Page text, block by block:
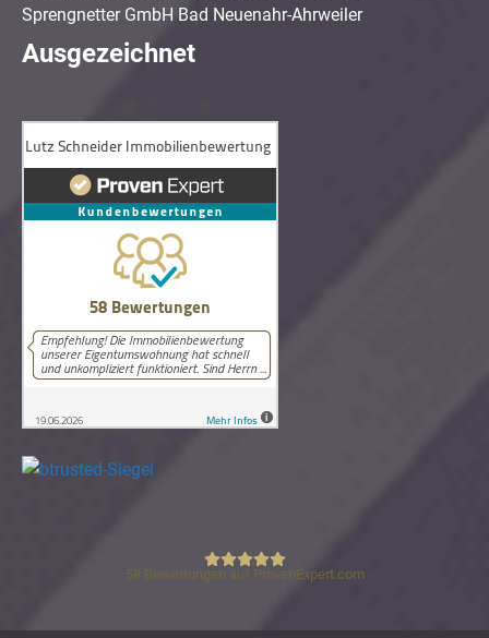
Sprengnetter GmbH Bad Neuenahr-Ahrweiler
Ausgezeichnet
Lutz Schneider Immobilienbewertung
58 Bewertungen auf ProvenExpert.com